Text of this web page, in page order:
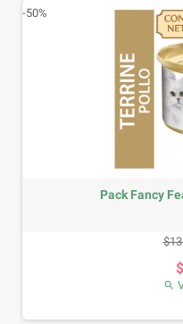
Pack Fancy
-50%
